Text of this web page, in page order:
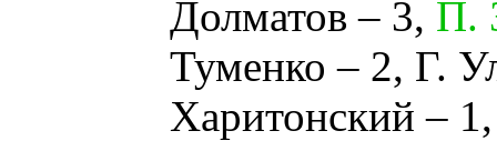
Долматов – 3, П.
Туменко – 2, Г.
Харитонский –